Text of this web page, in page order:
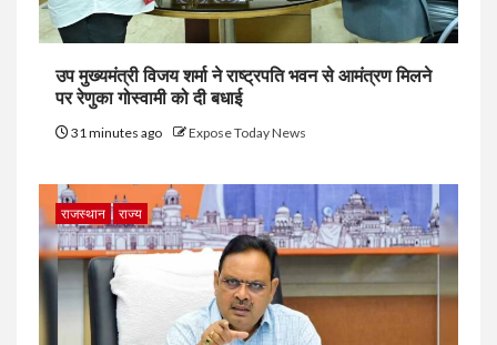
उप मुख्यमंत्री विजय शर्मा ने राष्ट्रपति भवन से आमंत्रण मिलने
पर रेणुका गोस्वामी को दी बधाई
31 minutes ago Expose Today News
राजस्थान राज्य